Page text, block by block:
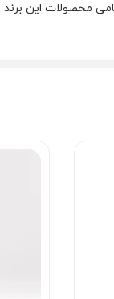
محصولات این برند